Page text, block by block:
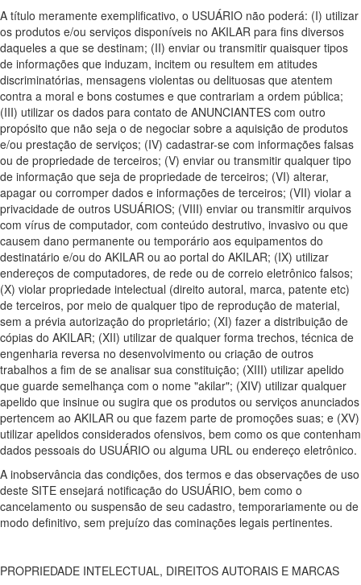
A título meramente exemplificativo, o USUÁRIO não poderá: (I) utilizar
os produtos e/ou serviços disponíveis no AKILAR para fins diversos
daqueles a que se destinam; (II) enviar ou transmitir quaisquer tipos
de informações que induzam, incitem ou resultem em atitudes
discriminatórias, mensagens violentas ou delituosas que atentem
contra a moral e bons costumes e que contrariam a ordem pública;
(III) utilizar os dados para contato de ANUNCIANTES com outro
propósito que não seja o de negociar sobre a aquisição de produtos
e/ou prestação de serviços; (IV) cadastrar-se com informações falsas
ou de propriedade de terceiros; (V) enviar ou transmitir qualquer tipo
de informação que seja de propriedade de terceiros; (VI) alterar,
apagar ou corromper dados e informações de terceiros; (VII) violar a
privacidade de outros USUÁRIOS; (VIII) enviar ou transmitir arquivos
com vírus de computador, com conteúdo destrutivo, invasivo ou que
causem dano permanente ou temporário aos equipamentos do
destinatário e/ou do AKILAR ou ao portal do AKILAR; (IX) utilizar
endereços de computadores, de rede ou de correio eletrônico falsos;
(X) violar propriedade intelectual (direito autoral, marca, patente etc)
de terceiros, por meio de qualquer tipo de reprodução de material,
sem a prévia autorização do proprietário; (XI) fazer a distribuição de
cópias do AKILAR; (XII) utilizar de qualquer forma trechos, técnica de
engenharia reversa no desenvolvimento ou criação de outros
trabalhos a fim de se analisar sua constituição; (XIII) utilizar apelido
que guarde semelhança com o nome "akilar"; (XIV) utilizar qualquer
apelido que insinue ou sugira que os produtos ou serviços anunciados
pertencem ao AKILAR ou que fazem parte de promoções suas; e (XV)
utilizar apelidos considerados ofensivos, bem como os que contenham
dados pessoais do USUÁRIO ou alguma URL ou endereço eletrônico.
A inobservância das condições, dos termos e das observações de uso
deste SITE ensejará notificação do USUÁRIO, bem como o
cancelamento ou suspensão de seu cadastro, temporariamente ou de
modo definitivo, sem prejuízo das cominações legais pertinentes.
PROPRIEDADE INTELECTUAL, DIREITOS AUTORAIS E MARCAS